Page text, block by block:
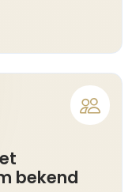
bekend